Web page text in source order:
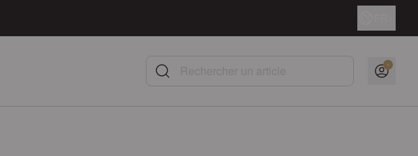
Rechercher un article